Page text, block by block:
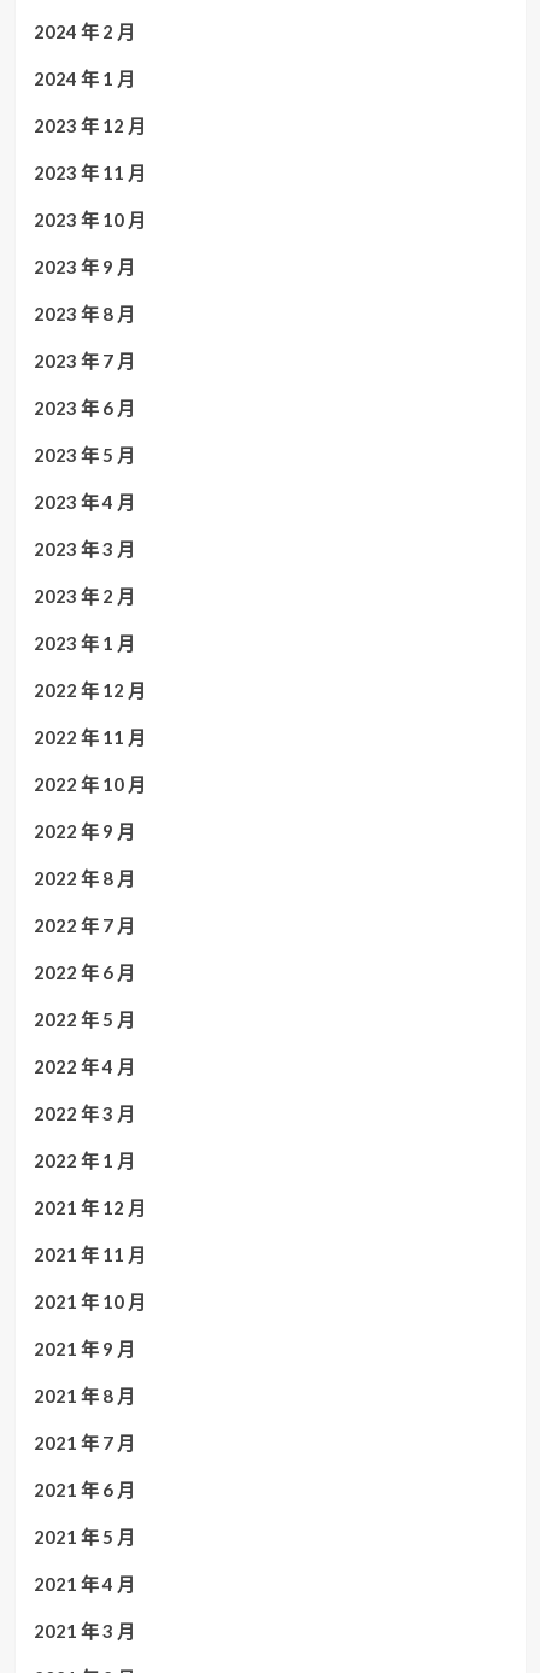
2024 年 2 月
2024 年 1 月
2023 年 12 月
2023 年 11 月
2023 年 10 月
2023 年 9 月
2023 年 8 月
2023 年 7 月
2023 年 6 月
2023 年 5 月
2023 年 4 月
2023 年 3 月
2023 年 2 月
2023 年 1 月
2022 年 12 月
2022 年 11 月
2022 年 10 月
2022 年 9 月
2022 年 8 月
2022 年 7 月
2022 年 6 月
2022 年 5 月
2022 年 4 月
2022 年 3 月
2022 年 1 月
2021 年 12 月
2021 年 11 月
2021 年 10 月
2021 年 9 月
2021 年 8 月
2021 年 7 月
2021 年 6 月
2021 年 5 月
2021 年 4 月
2021 年 3 月